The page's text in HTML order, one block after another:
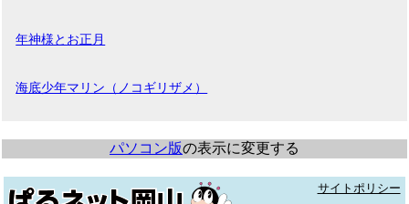
年神様とお正月
海底少年マリン（ノコギリザメ）
パソコン版の表示に変更する
サイトポリシー